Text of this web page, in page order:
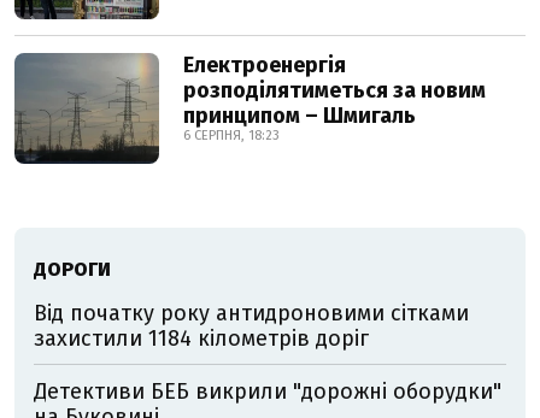
Електроенергія
розподілятиметься за новим
принципом – Шмигаль
6 СЕРПНЯ, 18:23
ДОРОГИ
Від початку року антидроновими сітками
захистили 1184 кілометрів доріг
Детективи БЕБ викрили "дорожні оборудки"